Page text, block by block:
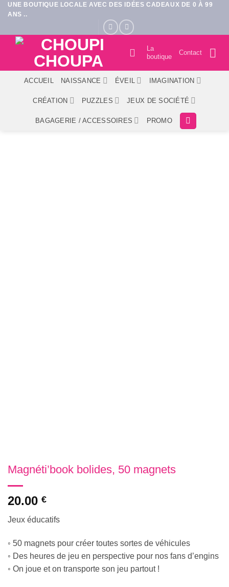
Passer
au
UNE BOUTIQUE LOCALE AVEC DES IDÉES CADEAUX DE 0 À 99
ANS ..
La
boutique
Contact
ACCUEIL NAISSANCE ÉVEIL IMAGINATION
CRÉATION PUZZLES JEUX DE SOCIÉTÉ
BAGAGERIE / ACCESSOIRES PROMO
Magnéti’book bolides, 50 magnets
20.00 €
Jeux éducatifs
◦ 50 magnets pour créer toutes sortes de véhicules
◦ Des heures de jeu en perspective pour nos fans d’engins
◦ On joue et on transporte son jeu partout !